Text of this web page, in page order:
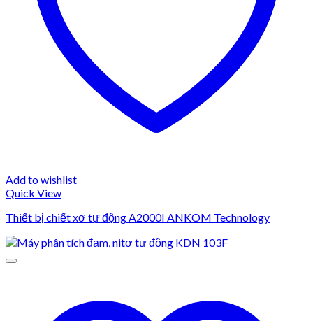
Add to wishlist
Quick View
Thiết bị chiết xơ tự động A2000I ANKOM Technology